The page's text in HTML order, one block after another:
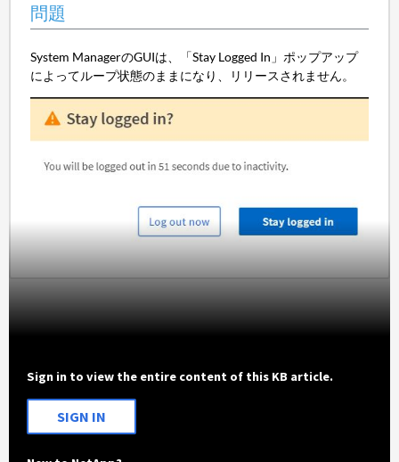
問題
System ManagerのGUIは、「Stay Logged In」ポップアップ
によってループ状態のままになり、リリースされません。
Sign in to view the entire content of this KB article.
SIGN IN